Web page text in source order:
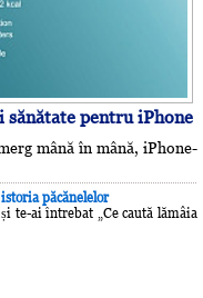
sănătate pentru iPhone
mână în mână, iPhone-
păcănelelor
te-ai întrebat „Ce caută lămâia